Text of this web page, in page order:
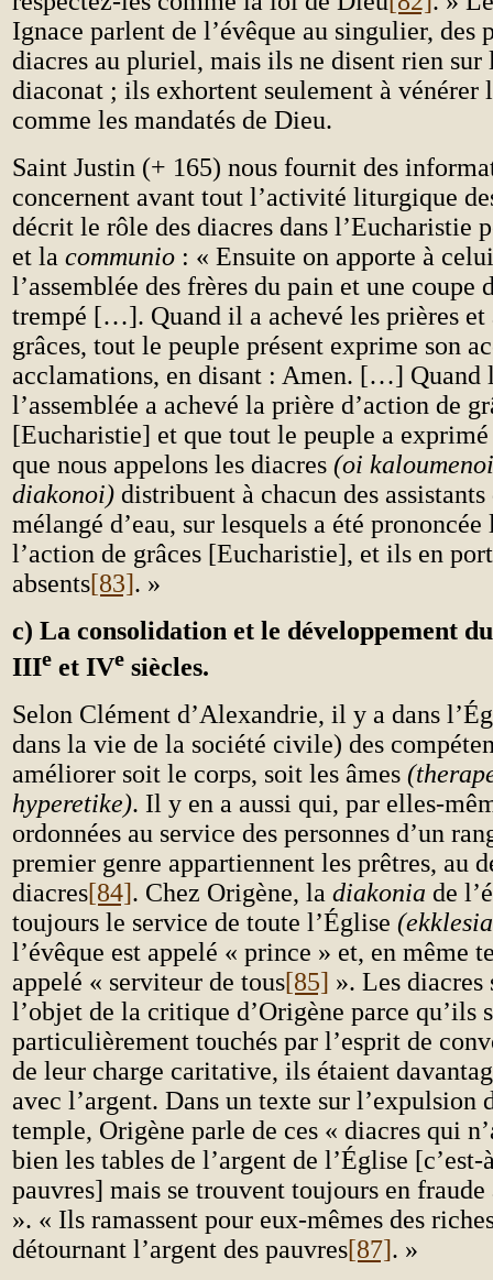
Ignace parlent de l’évêque au singulier, des
diacres au pluriel, mais ils ne disent rien sur
diaconat ; ils exhortent seulement à vénérer
comme les mandatés de Dieu.
Saint Justin (+ 165) nous fournit des
concernent avant tout l’activité liturgique
décrit le rôle des diacres dans l’Eucharistie
et la communio : « Ensuite on apporte à
l’assemblée des frères du pain et une coupe
trempé […]. Quand il a achevé les prières et
grâces, tout le peuple présent exprime son
acclamations, en disant : Amen. […] Quand
l’assemblée a achevé la prière d’action de
[Eucharistie] et que tout le peuple a
que nous appelons les diacres (oi
diakonoi) distribuent à chacun des
mélangé d’eau, sur lesquels a été
l’action de grâces [Eucharistie], et ils en
absents[83]. »
c) La consolidation et le développement
IIIe et IVe siècles.
Selon Clément d’Alexandrie, il y a dans
dans la vie de la société civile) des
améliorer soit le corps, soit les âmes
hyperetike). Il y en a aussi qui, par elles-
ordonnées au service des personnes d’un
premier genre appartiennent les prêtres, au
diacres[84]. Chez Origène, la diakonia de
toujours le service de toute l’Église
l’évêque est appelé « prince » et, en même
appelé « serviteur de tous[85] ». Les diacres
l’objet de la critique d’Origène parce qu’ils
particulièrement touchés par l’esprit de
de leur charge caritative, ils étaient
avec l’argent. Dans un texte sur l’expulsion
temple, Origène parle de ces « diacres qui
bien les tables de l’argent de l’Église [c’est-
pauvres] mais se trouvent toujours en fraude
». « Ils ramassent pour eux-mêmes des
détournant l’argent des pauvres[87]. »